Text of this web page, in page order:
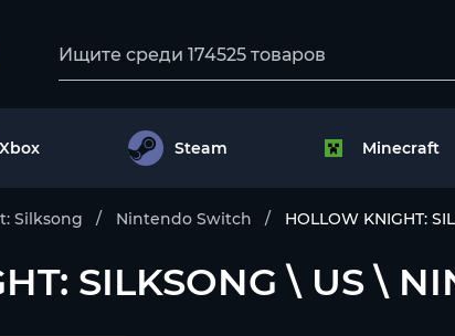
Xbox Steam Minecraft
Silksong Nintendo Switch HOLLOW KNIGHT:
SILKSONG \ US \